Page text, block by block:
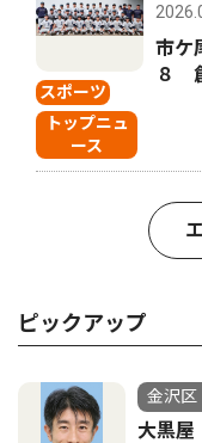
スポーツ
トップニュ
ース
市ケ
８
ピックアップ
金沢区
大黒